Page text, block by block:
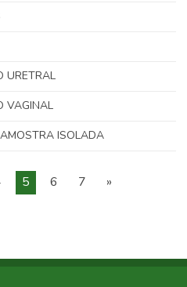
URETRAL
VAGINAL
ISOLADA
5 6 7 »